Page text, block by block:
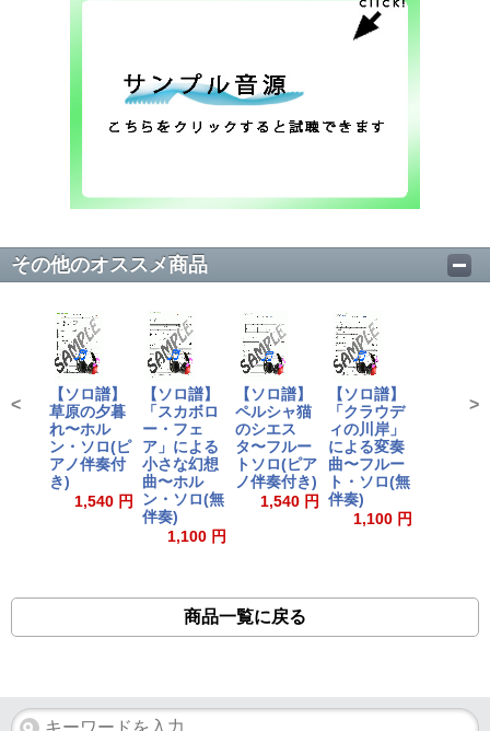
その他のオススメ商品
【ソロ譜】
草原の夕暮
れ〜ホル
ン・ソロ(ピ
アノ伴奏付
き)
1,540 円
【ソロ譜】
「スカボロ
ー・フェ
ア」による
小さな幻想
曲〜ホル
ン・ソロ(無
伴奏)
1,100 円
【ソロ譜】
ペルシャ猫
のシエス
タ〜フルー
トソロ(ピア
ノ伴奏付き)
1,540 円
【ソロ譜】
「クラウデ
ィの川岸」
による変奏
曲〜フルー
ト・ソロ(無
伴奏)
1,100 円
< >
商品一覧に戻る